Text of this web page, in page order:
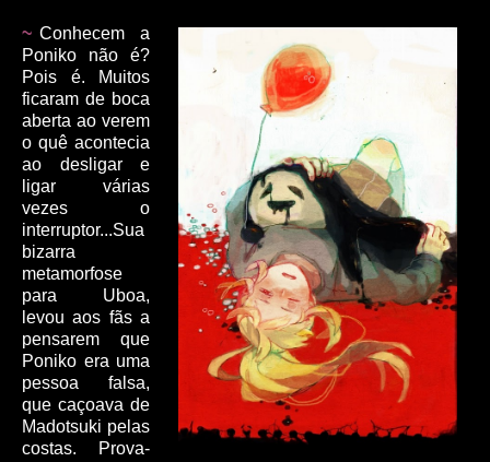
~ Conhecem a
Poniko não é?
Pois é. Muitos
ficaram de boca
aberta ao verem
o quê acontecia
ao desligar e
ligar várias
vezes o
interruptor...Sua
bizarra
metamorfose
para Uboa,
levou aos fãs a
pensarem que
Poniko era uma
pessoa falsa,
que caçoava de
Madotsuki pelas
costas. Prova-